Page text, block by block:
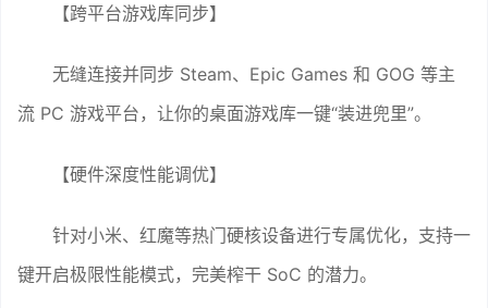
【跨平台游戏库同步】
无缝连接并同步 Steam、Epic Games 和 GOG 等主
流 PC 游戏平台，让你的桌面游戏库一键“装进兜里”。
【硬件深度性能调优】
针对小米、红魔等热门硬核设备进行专属优化，支持一
键开启极限性能模式，完美榨干 SoC 的潜力。